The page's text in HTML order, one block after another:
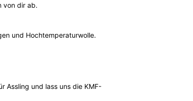
von dir ab.
und Hochtemperaturwolle.
Assling und lass uns die KMF-